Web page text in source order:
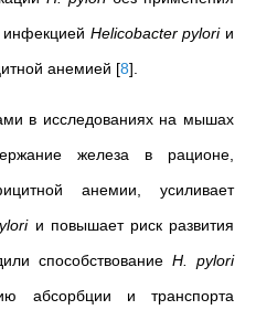
инфекцией Helicobacterpyloriи
анемией [8]
в исследованиях на мышах
железа в рационе,
анемии, усиливает
и повышает риск развития
способствованиеН. pylori
абсорбции и транспорта